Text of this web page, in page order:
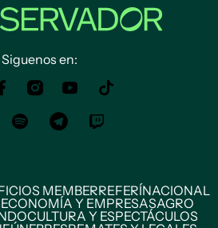
Siguenos en:
MEMBERREFERÍNACIONAL
ECONOMÍA Y EMPRESASAGRO
CULTURA Y ESPECTÁCULOS